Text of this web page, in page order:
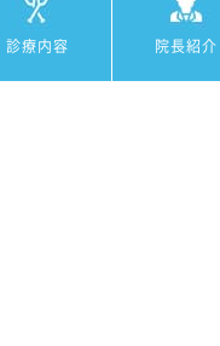
診療内容 院長紹介